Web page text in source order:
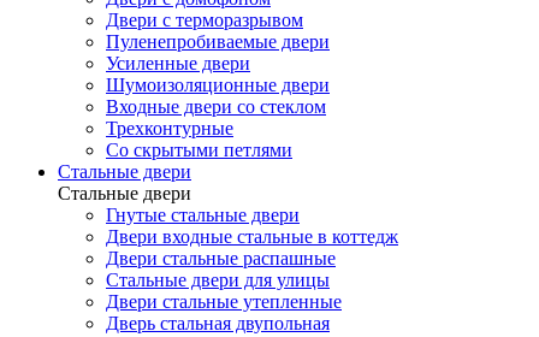
Двери с терморазрывом
Пуленепробиваемые двери
Усиленные двери
Шумоизоляционные двери
Входные двери со стеклом
Трехконтурные
Со скрытыми петлями
Стальные двери
Стальные двери
Гнутые стальные двери
Двери входные стальные в коттедж
Двери стальные распашные
Стальные двери для улицы
Двери стальные утепленные
Дверь стальная двупольная